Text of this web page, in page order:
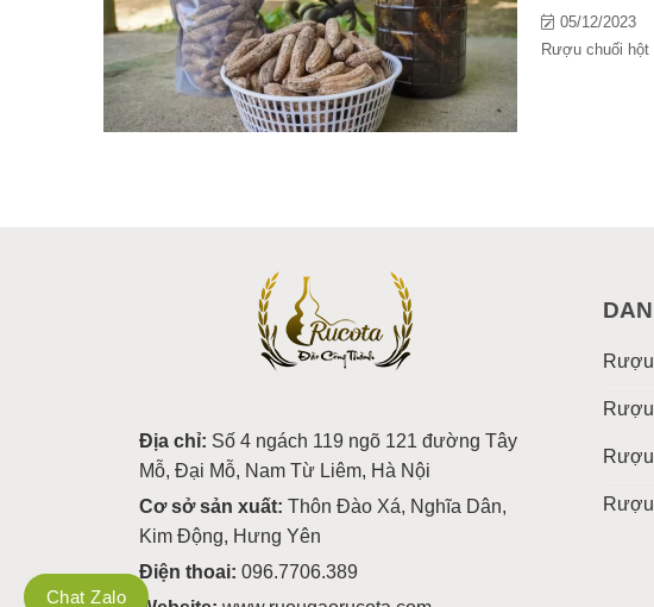
Rượu chuối
05/12/2023
Địa chỉ: Số 4 ngách 119 ngõ 121 đường Tây
Mỗ, Đại Mỗ, Nam Từ Liêm, Hà Nội
Cơ sở sản xuất: Thôn Đào Xá, Nghĩa Dân,
Kim Động, Hưng Yên
Điện thoai: 096.7706.389
Chat Zalo